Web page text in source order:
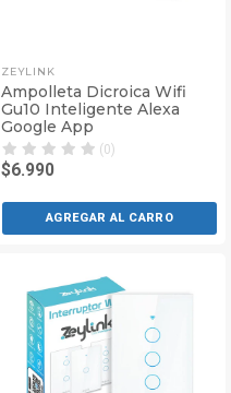
ZEYLINK
Ampolleta Dicroica Wifi
Gu10 Inteligente Alexa
Google App
(0)
$6.990
AGREGAR AL CARRO